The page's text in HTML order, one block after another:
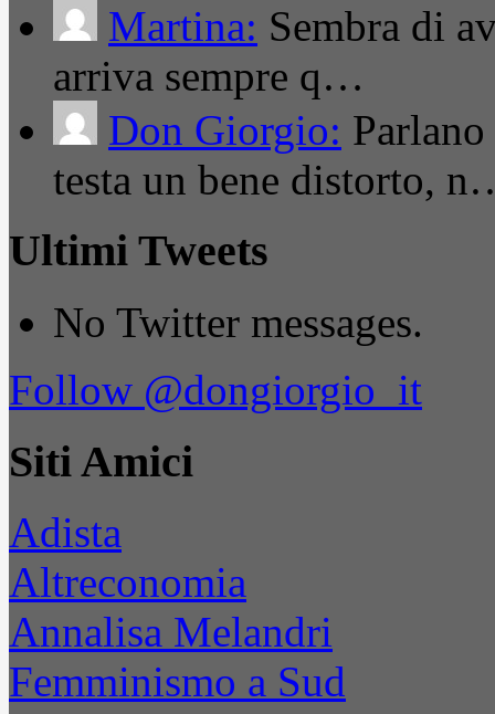
Martina: Sembra di
arriva sempre q…
Don Giorgio:
testa un bene distorto,
Ultimi Tweets
No Twitter messages.
Follow @dongiorgio_it
Siti Amici
Adista
Altreconomia
Annalisa Melandri
Femminismo a Sud